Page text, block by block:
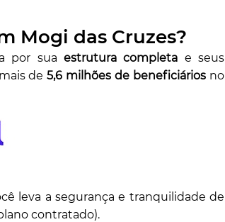
Mogi das Cruzes?
por suaestrutura completa e seus
de5,6 milhões de beneficiários no
leva a segurança e tranquilidade de
contratado).